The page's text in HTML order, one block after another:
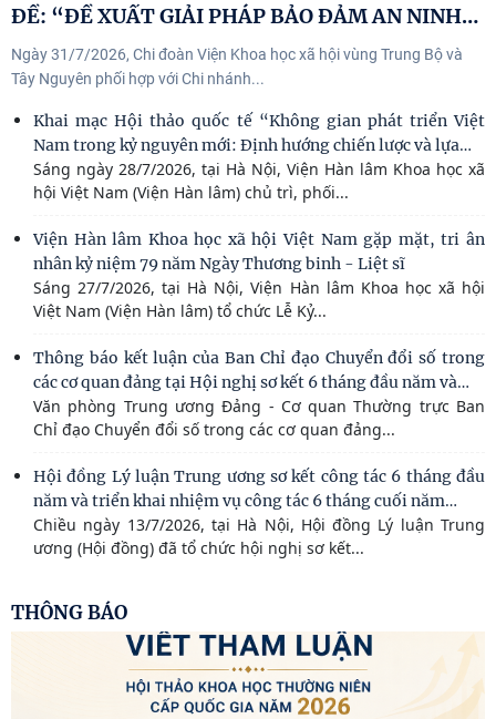
ĐỀ: “ĐỀ XUẤT GIẢI PHÁP BẢO ĐẢM AN NINH…
Ngày 31/7/2026, Chi đoàn Viện Khoa học xã hội vùng Trung Bộ và
Tây Nguyên phối hợp với Chi nhánh...
Khai mạc Hội thảo quốc tế “Không gian phát triển Việt
Nam trong kỷ nguyên mới: Định hướng chiến lược và lựa…
Sáng ngày 28/7/2026, tại Hà Nội, Viện Hàn lâm Khoa học xã
hội Việt Nam (Viện Hàn lâm) chủ trì, phối...
Viện Hàn lâm Khoa học xã hội Việt Nam gặp mặt, tri ân
nhân kỷ niệm 79 năm Ngày Thương binh - Liệt sĩ
Sáng 27/7/2026, tại Hà Nội, Viện Hàn lâm Khoa học xã hội
Việt Nam (Viện Hàn lâm) tổ chức Lễ Kỷ...
Thông báo kết luận của Ban Chỉ đạo Chuyển đổi số trong
các cơ quan đảng tại Hội nghị sơ kết 6 tháng đầu năm và…
Văn phòng Trung ương Đảng - Cơ quan Thường trực Ban
Chỉ đạo Chuyển đổi số trong các cơ quan đảng...
Hội đồng Lý luận Trung ương sơ kết công tác 6 tháng đầu
năm và triển khai nhiệm vụ công tác 6 tháng cuối năm…
Chiều ngày 13/7/2026, tại Hà Nội, Hội đồng Lý luận Trung
ương (Hội đồng) đã tổ chức hội nghị sơ kết...
THÔNG BÁO